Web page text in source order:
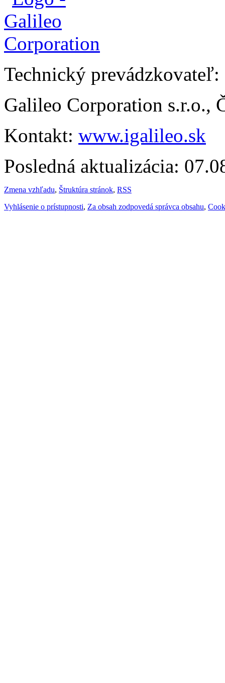
Technický prevádzkovateľ:
Galileo Corporation s.r.o.,
Kontakt: www.igalileo.sk
Posledná aktualizácia:
Zmena vzhľadu, Štruktúra stránok, RSS
Vyhlásenie o prístupnosti, Za obsah zodpovedá správca obsahu,